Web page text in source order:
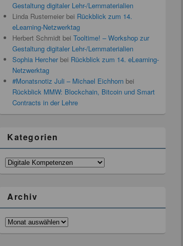
Gestaltung digitaler Lehr-/Lernmaterialien
Linda Rustemeier bei Rückblick zum 14.
eLearning-Netzwerktag
Herbert Schmidt bei Tooltime! – Workshop zur
Gestaltung digitaler Lehr-/Lernmaterialien
Sophia Hercher bei Rückblick zum 14. eLearning-
Netzwerktag
#Monatsnotiz Juli – Michael Eichhorn bei
Rückblick MMW: Blockchain, Bitcoin und Smart
Contracts in der Lehre
Kategorien
Kategorien
Archiv
Archiv